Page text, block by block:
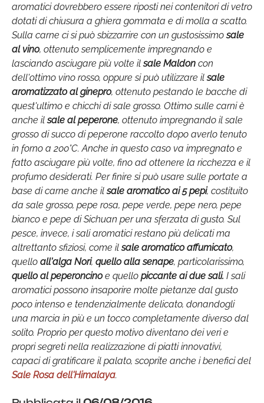
aromatici dovrebbero essere riposti nei contenitori di vetro
dotati di chiusura a ghiera gommata e di molla a scatto.
Sulla carne ci si può sbizzarrire con un gustosissimosale
al vino, ottenuto semplicemente impregnando e
lasciando asciugare più volte ilsale Maldon con
dell'ottimo vino rosso, oppure si può utilizzare ilsale
aromatizzato al ginepro, ottenuto pestando le bacche di
quest'ultimo e chicchi di sale grosso. Ottimo sulle carni è
anche ilsale al peperone, ottenuto impregnando il sale
grosso di succo di peperone raccolto dopo averlo tenuto
in forno a 200°C. Anche in questo caso va impregnato e
fatto asciugare più volte, fino ad ottenere la ricchezza e il
profumo desiderati. Per finire si può usare sulle portate a
base di carne anche ilsale aromatico ai 5 pepi, costituito
da sale grosso, pepe rosa, pepe verde, pepe nero, pepe
bianco e pepe di Sichuan per una sferzata di gusto. Sul
pesce, invece, i sali aromatici restano più delicati ma
altrettanto sfiziosi, come ilsale aromatico affumicato,
quello all'alga Nori, quello alla senape, particolarissimo,
quello al peperoncinoe quello piccante ai due sali. I sali
aromatici possono insaporire molte pietanze dal gusto
poco intenso e tendenzialmente delicato, donandogli
una marcia in più e un tocco completamente diverso dal
solito. Proprio per questo motivo diventano dei veri e
propri segreti nella realizzazione di piatti innovativi,
capaci di gratificare il palato, scoprite anche i benefici del
Sale Rosa dell'Himalaya.